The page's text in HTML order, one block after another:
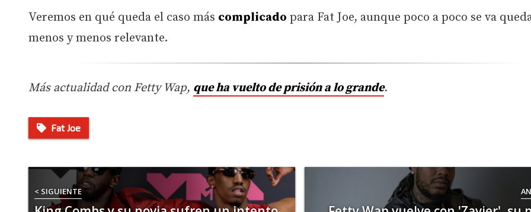
Veremos en qué queda el caso más complicado para Fat Joe, aunque poco a poco se va
menos y menos relevante.
Más actualidad con Fetty Wap, que ha vuelto de prisión a lo grande.
Fat Joe
< SIGUIENTE